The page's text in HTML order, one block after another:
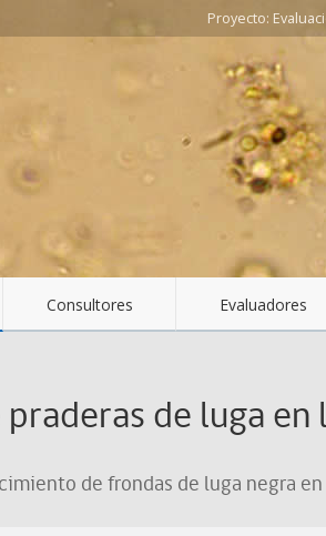
Consultores Evaluadores
de luga en
de frondas de luga negra en